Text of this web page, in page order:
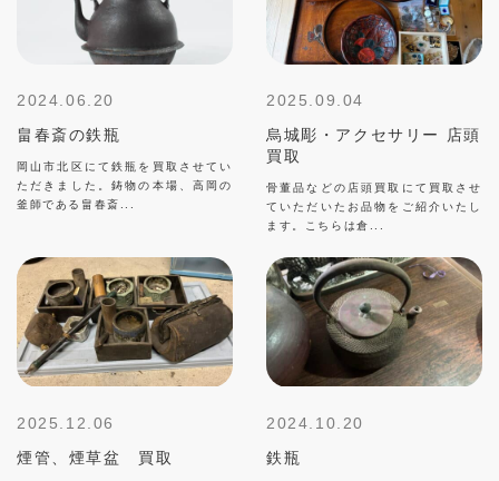
2024.06.20
畠春斎の鉄瓶
岡山市北区にて鉄瓶を買取させてい
ただきました。鋳物の本場、高岡の
釜師である畠春斎...
2025.09.04
烏城彫・アクセサリー 店頭
買取
骨董品などの店頭買取にて買取させ
ていただいたお品物をご紹介いたし
ます。こちらは倉...
2025.12.06
煙管、煙草盆 買取
2024.10.20
鉄瓶